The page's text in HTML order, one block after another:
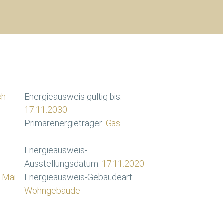
Energieausweis gültig bis:
17.11.2030
Primärenergieträger: Gas
Energieausweis-
Ausstellungsdatum: 17.11.2020
Mai
Energieausweis-Gebäudeart:
Wohngebäude